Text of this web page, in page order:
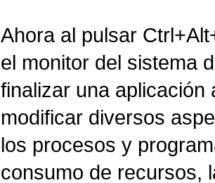
Ahora al pulsar
el monitor del sistema
finalizar una
modificar diversos
los procesos y
consumo de recursos,